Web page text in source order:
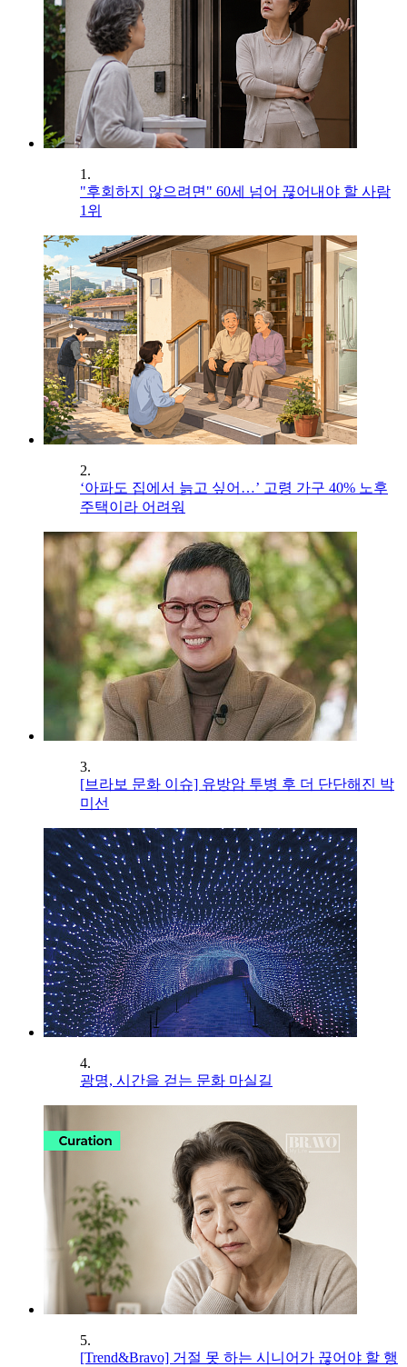
1.
"후회하지 않으려면" 60세 넘어 끊어내야 할 사람
1위
2.
‘아파도 집에서 늙고 싶어…’ 고령 가구 40% 노후
주택이라 어려워
3.
[브라보 문화 이슈] 유방암 투병 후 더 단단해진 박
미선
4.
광명, 시간을 걷는 문화 마실길
5.
[Trend&Bravo] 거절 못 하는 시니어가 끊어야 할 행